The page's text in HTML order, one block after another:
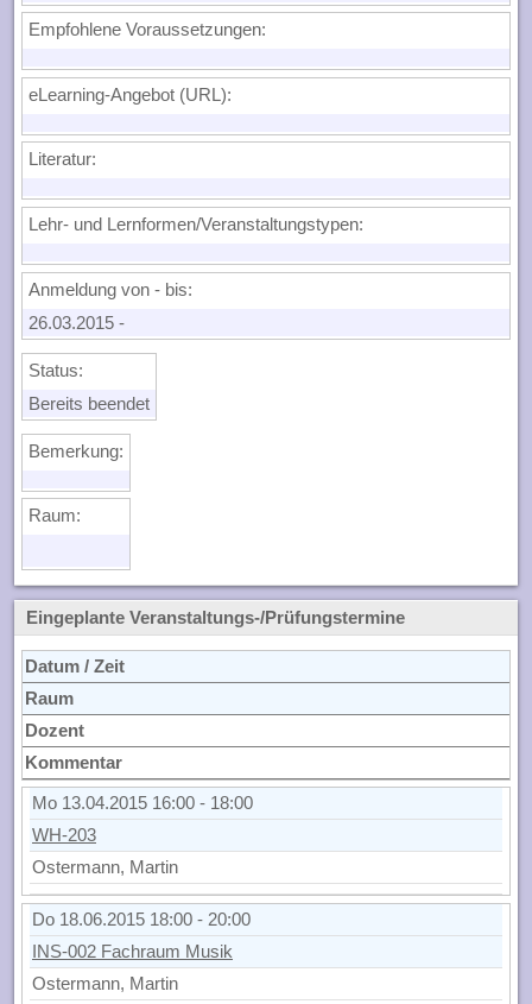
Empfohlene Voraussetzungen:
eLearning-Angebot (URL):
Literatur:
Lehr- und Lernformen/Veranstaltungstypen:
Anmeldung von - bis:
26.03.2015 -
Status:
Bereits beendet
Bemerkung:
Raum:
Eingeplante Veranstaltungs-/Prüfungstermine
Datum / Zeit
Raum
Dozent
Kommentar
Mo 13.04.2015 16:00 - 18:00
WH-203
Ostermann, Martin
Do 18.06.2015 18:00 - 20:00
INS-002 Fachraum Musik
Ostermann, Martin